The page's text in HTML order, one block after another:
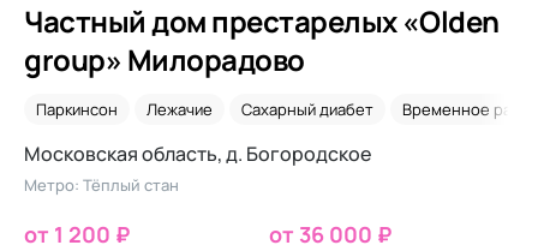
Частный дом престарелых «Olden
group» Милорадово
Паркинсон Лежачие Сахарный диабет Временное
Московская область, д. Богородское
Метро: Тёплый стан
от 1 200 ₽ от 36 000 ₽